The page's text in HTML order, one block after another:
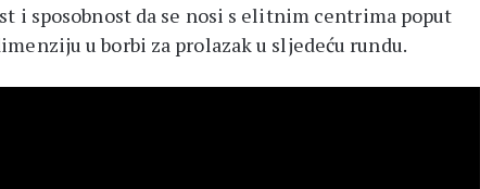
i sposobnost da se nosi s elitnim centrima poput
u borbi za prolazak u sljedeću rundu.